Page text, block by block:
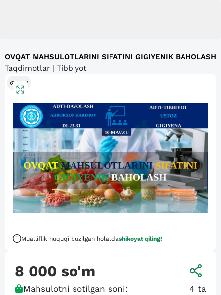
OVQAT MAHSULOTLARINI SIFATINI GIGIYENIK BAHOLASH
Taqdimotlar | Tibbiyot
958
Mualliflik huquqi buzilgan holatdashikoyat qiling!
8 000 so'm
Mahsulotni sotilgan soni: 4 ta